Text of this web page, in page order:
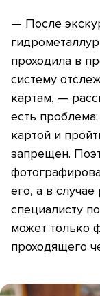
— После
проходила в
систему
картам, —
есть
картой и
запрещен.
его, а в
специалисту
может только
проходящего